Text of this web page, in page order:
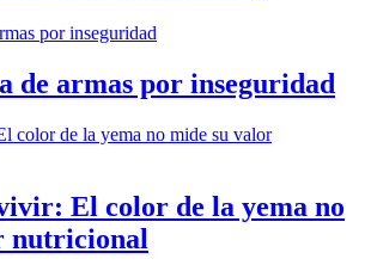
de armas por inseguridad
El color de la yema no
nutricional